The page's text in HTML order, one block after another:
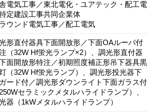
電気工事／東北電化・ユアテック・配工電
定建設工事共同企業体
ウンド電気工事／配工電気
形直付器具下面開放形／下面OAルーバ付
（32W Hf蛍光ランプ×2）、調光形直付器
面開放形特注／初期照度補正形吊下器具黒
（32W Hf蛍光ランプ）、調光形投光器下
ード付／調光形ダウンライト下面ガラス付
250Wセラミックメタルハライドランプ）、
器（1kWメタルハライドランプ）